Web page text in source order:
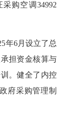
购空调34992
6月设立了总
担资金核算与
。健全了内控
府采购管理制